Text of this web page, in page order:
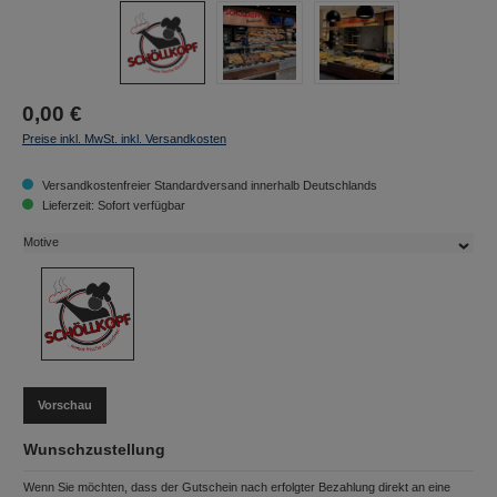
0,00 €
Preise inkl. MwSt. inkl. Versandkosten
Versandkostenfreier Standardversand innerhalb Deutschlands
Lieferzeit: Sofort verfügbar
Motive
Vorschau
Wunschzustellung
Wenn Sie möchten, dass der Gutschein nach erfolgter Bezahlung direkt an eine